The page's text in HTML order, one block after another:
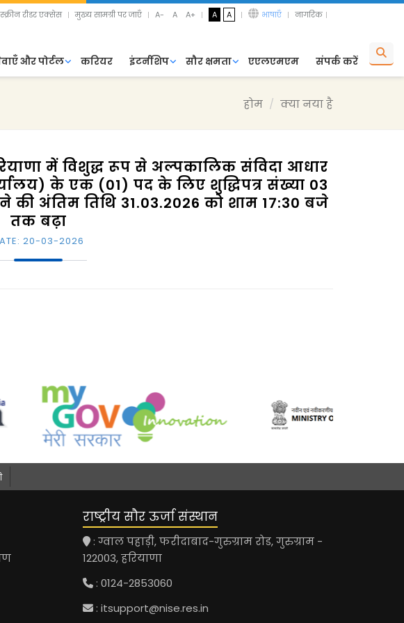
स्क्रीन रीडर एक्सेस मुख्य सामग्री पर जाएँ A- A A+ A A भाषाएँ नागरिक
और पोर्टल करियर इंटर्नशिप सौर क्षमता एएलएमएम संपर्क करें
होम क्या नया है
में विशुद्ध रूप से अल्पकालिक संविदा आधार
के एक (01) पद के लिए शुद्धिपत्र संख्या 03
अंतिम तिथि 31.03.2026 को शाम 17:30 बजे
तक बढ़ा
20-03-2026
राष्ट्रीय सौर ऊर्जा संस्थान
: ग्वाल पहाड़ी, फरीदाबाद-गुरुग्राम रोड, गुरुग्राम -
122003, हरियाणा
: 0124-2853060
: itsupport@nise.res.in